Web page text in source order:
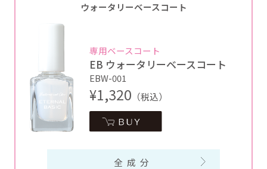
ウォータリーベースコート
専用ベースコート
EB ウォータリーベースコート
EBW-001
¥1,320 （税込）
全成分